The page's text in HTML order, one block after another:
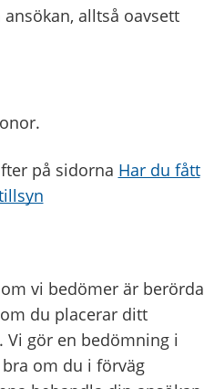
alltså oavsett
på sidorna Har du fått
vi bedömer är berörda
du placerar ditt
gör en bedömning i
om du i förväg